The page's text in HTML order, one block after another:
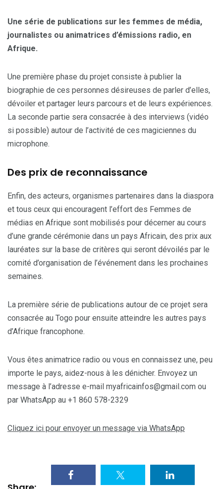
Une série de publications sur les femmes de média,
journalistes ou animatrices d’émissions radio, en
Afrique.
Une première phase du projet consiste à publier la
biographie de ces personnes désireuses de parler d’elles,
dévoiler et partager leurs parcours et de leurs expériences.
La seconde partie sera consacrée à des interviews (vidéo
si possible) autour de l’activité de ces magiciennes du
microphone.
Des prix de reconnaissance
Enfin, des acteurs, organismes partenaires dans la diaspora
et tous ceux qui encouragent l’effort des Femmes de
médias en Afrique sont mobilisés pour décerner au cours
d’une grande cérémonie dans un pays Africain, des prix aux
lauréates sur la base de critères qui seront dévoilés par le
comité d’organisation de l’événement dans les prochaines
semaines.
La première série de publications autour de ce projet sera
consacrée au Togo pour ensuite atteindre les autres pays
d’Afrique francophone.
Vous êtes animatrice radio ou vous en connaissez une, peu
importe le pays, aidez-nous à les dénicher. Envoyez un
message à l’adresse e-mail myafricainfos@gmail.com ou
par WhatsApp au +1 860 578-2329
Cliquez ici pour envoyer un message via WhatsApp